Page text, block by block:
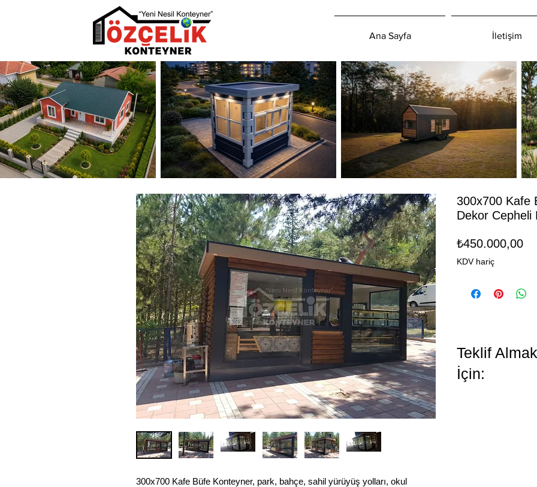
Ana Sayfa İletişim
300x700 Kafe Büfe Konteyner, park, bahçe, sahil yürüyüş yolları, okul
300x700 Kafe
Dekor Cepheli
₺450.000,00
KDV hariç
Teklif Almak
İçin: